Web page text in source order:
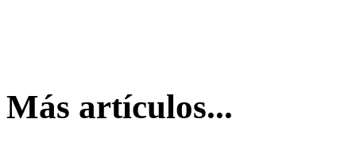
Más artículos...